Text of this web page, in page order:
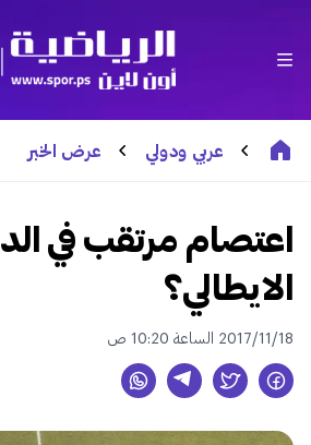
عربي ودولي عرض الخبر
اعتصام مرتقب في
الايطالي؟
2017/11/18 الساعة 10:20 ص